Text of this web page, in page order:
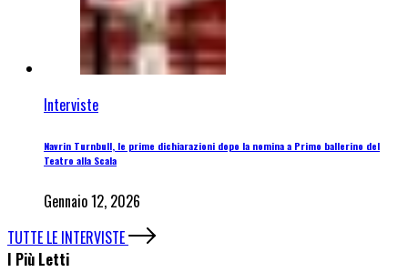
Interviste
Navrin Turnbull, le prime dichiarazioni dopo la nomina a Primo ballerino del
Teatro alla Scala
Gennaio 12, 2026
TUTTE LE INTERVISTE
I Più Letti